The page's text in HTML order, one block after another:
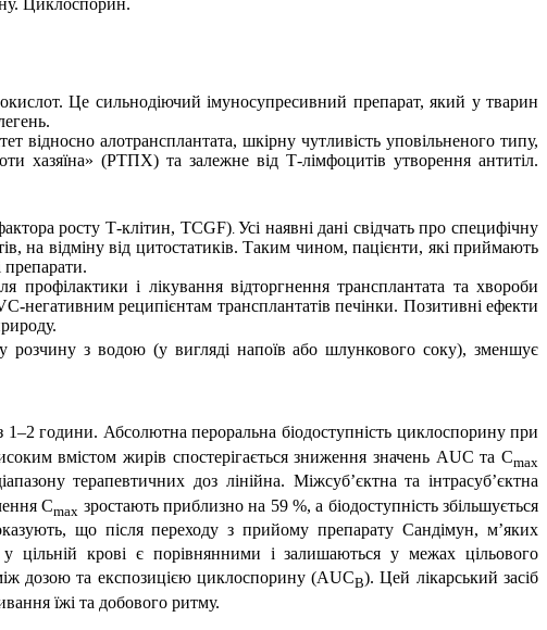
Це сильнодіючий імуносупресивний препарат, який у тварин
відносно алотрансплантата, шкірну чутливість уповільненого типу,
хазяїна» (РТПХ) та залежне від Т-лімфоцитів утворення антитіл.
росту Т-клітин, TCGF). Усі наявні дані свідчать про специфічну
на відміну від цитостатиків. Таким чином, пацієнти, які приймають
препарати.
профілактики і лікування відторгнення трансплантата та хвороби
негативним реципієнтам трансплантатів печінки. Позитивні ефекти
розчину з водою (у вигляді напоїв або шлункового соку), зменшує
1–2 години. Абсолютна пероральна біодоступність циклоспорину при
вмістом жирів спостерігається зниження значень AUC та Cmax
терапевтичних доз лінійна. Міжсуб’єктна та інтрасуб’єктна
Cmax зростають приблизно на 59 %, а біодоступність збільшується
що після переходу з прийому препарату Сандімун, м’яких
у цільній крові є порівнянними і залишаються у межах цільового
дозою та експозицією циклоспорину (AUCB). Цей лікарський засіб
їжі та добового ритму.